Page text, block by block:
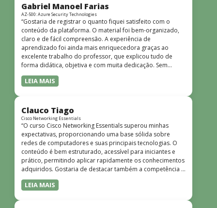
quem não tem uma bagagem técnica muito avançada.”
Gabriel Manoel Farias
AZ-500: Azure Security Technologies
“Gostaria de registrar o quanto fiquei satisfeito com o
conteúdo da plataforma. O material foi bem-organizado,
claro e de fácil compreensão. A experiência de
aprendizado foi ainda mais enriquecedora graças ao
excelente trabalho do professor, que explicou tudo de
forma didática, objetiva e com muita dedicação. Sem
dúvida, foi uma jornada de muito aprendizado!”
LEIA MAIS
Clauco Tiago
Cisco Networking Essentials
“O curso Cisco Networking Essentials superou minhas
expectativas, proporcionando uma base sólida sobre
redes de computadores e suas principais tecnologias. O
conteúdo é bem estruturado, acessível para iniciantes e
prático, permitindo aplicar rapidamente os conhecimentos
adquiridos. Gostaria de destacar também a competência e
o conhecimento técnico do instrutor Peterson, que
demonstrou total domínio do assunto e soube explicar
LEIA MAIS